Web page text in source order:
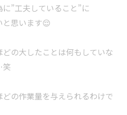
”工夫していること”に
思います😌
の大したことは何もしていな
笑
の作業量を与えられるわけで